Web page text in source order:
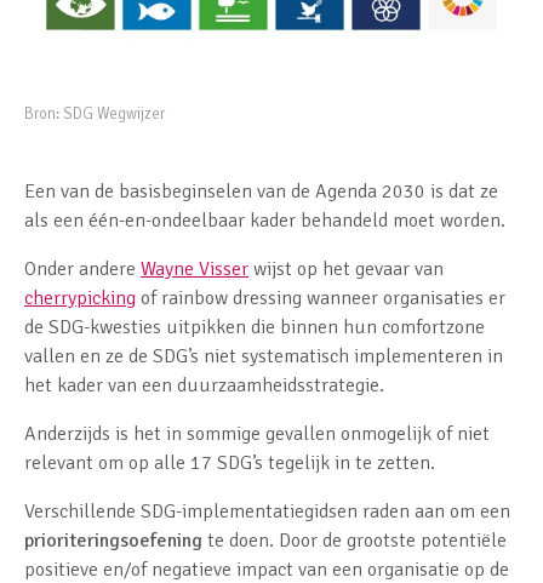
Bron: SDG Wegwijzer
Een van de basisbeginselen van de Agenda 2030 is dat ze
als een één-en-ondeelbaar kader behandeld moet worden.
Onder andere Wayne Visser wijst op het gevaar van
cherrypicking of rainbow dressing wanneer organisaties er
de SDG-kwesties uitpikken die binnen hun comfortzone
vallen en ze de SDG’s niet systematisch implementeren in
het kader van een duurzaamheidsstrategie.
Anderzijds is het in sommige gevallen onmogelijk of niet
relevant om op alle 17 SDG’s tegelijk in te zetten.
Verschillende SDG-implementatiegidsen raden aan om een
prioriteringsoefening te doen. Door de grootste potentiële
positieve en/of negatieve impact van een organisatie op de